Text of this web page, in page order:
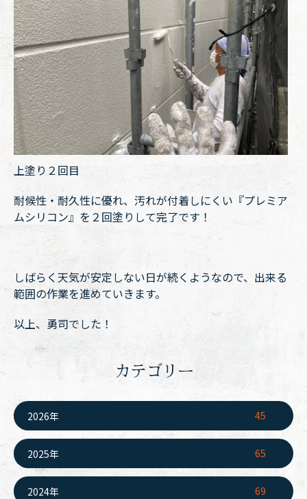
上塗り２回目
耐候性・耐久性に優れ、汚れが付着しにくい『プレミア
ムシリコン』を２回塗りして完了です！
しばらく天気が安定しない日が続くようなので、出来る
範囲の作業を進めていきます。
以上、勇司でした！
カテゴリー
2026年 45
2025年 65
2024年 69